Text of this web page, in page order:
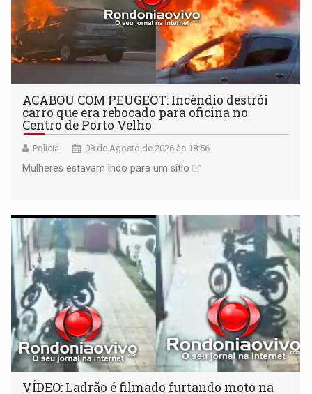
ACABOU COM PEUGEOT: Incêndio destrói
carro que era rebocado para oficina no
Centro de Porto Velho
Polícia 08 de Agosto de 2026 às 18:56
Mulheres estavam indo para um sítio
VÍDEO: Ladrão é filmado furtando moto na